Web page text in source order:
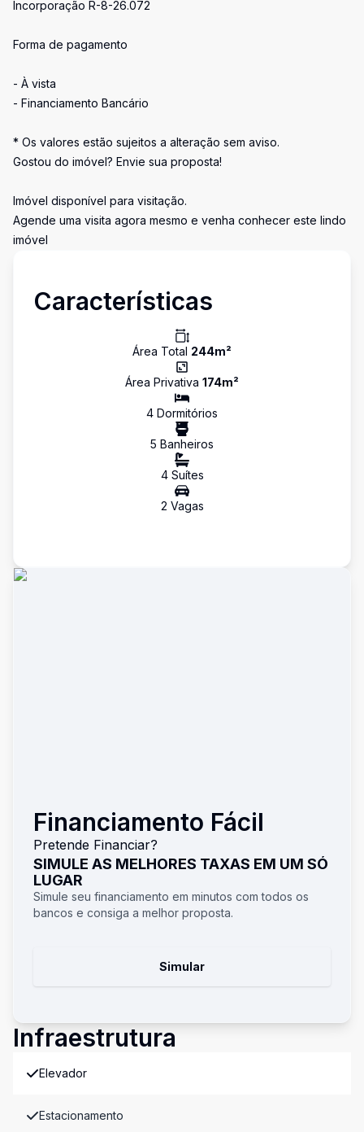
Incorporação R-8-26.072
Forma de pagamento
- À vista
- Financiamento Bancário
* Os valores estão sujeitos a alteração sem aviso.
Gostou do imóvel? Envie sua proposta!
Imóvel disponível para visitação.
Agende uma visita agora mesmo e venha conhecer este lindo
imóvel
Características
Área Total 244m²
Área Privativa 174m²
4 Dormitórios
5 Banheiros
4Suítes
2 Vagas
Financiamento Fácil
Pretende Financiar?
SIMULE AS MELHORES TAXAS EM UM SÓ
LUGAR
Simule seu financiamento em minutos com todos os
bancos e consiga a melhor proposta.
Simular
Infraestrutura
Elevador
Estacionamento